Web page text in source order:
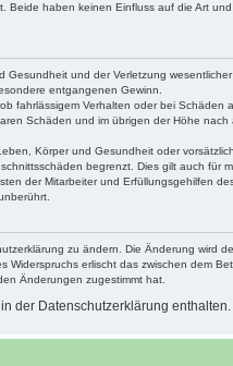
haben keinen Einfluss auf die Art
und der Verletzung
entgangenen Gewinn.
fahrlässigem Verhalten oder bei
Schäden und im übrigen der Höhe
Körper und Gesundheit oder
begrenzt. Dies gilt auch für
der Mitarbeiter und Erfüllungsgehilfen
zu ändern. Die Änderung wird
erlischt das zwischen dem
Änderungen zugestimmt hat.
der Datenschutzerklärung enthalten.